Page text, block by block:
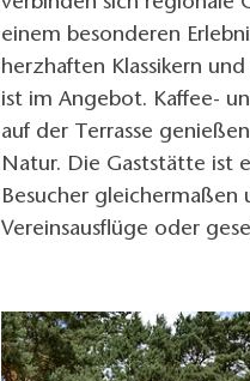
einem besonderen
herzhaften Klassikern
ist im Angebot. Kaffee-
auf der Terrasse
Natur. Die Gaststätte ist
Besucher gleichermaßen
Vereinsausflüge oder